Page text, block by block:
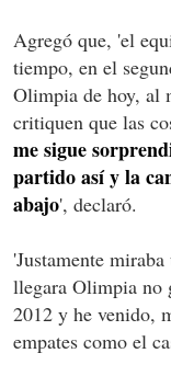
Agregó que, 'el
tiempo, en el
Olimpia de hoy, al
critiquen que las
me sigue
partido así y la
abajo', declaró.
'Justamente
llegara Olimpia no
2012 y he venido,
empates como el